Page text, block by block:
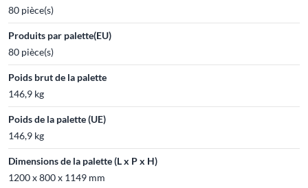
80 pièce(s)
Produits par palette(EU)
80 pièce(s)
Poids brut de la palette
146,9 kg
Poids de la palette (UE)
146,9 kg
Dimensions de la palette (L x P x H)
1200 x 800 x 1149 mm